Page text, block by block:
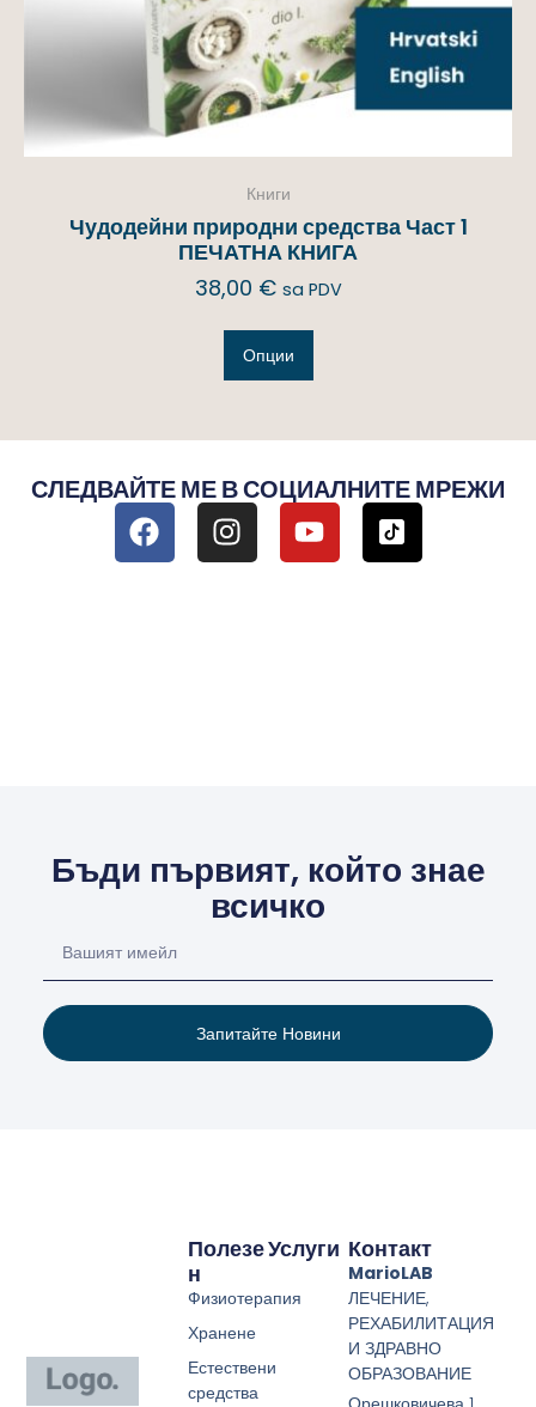
Книги
Чудодейни природни средства Част 1
ПЕЧАТНА КНИГА
38,00 € sa PDV
Опции
СЛЕДВАЙТЕ МЕ В СОЦИАЛНИТЕ МРЕЖИ
Бъди първият, който знае
всичко
Запитайте Новини
Услуги
Полезе
Н
Физиотерапия
Хранене
Естествени
средства
Контакт
MarioLAB
ЛЕЧЕНИЕ,
РЕХАБИЛИТАЦИЯ
И ЗДРАВНО
ОБРАЗОВАНИЕ